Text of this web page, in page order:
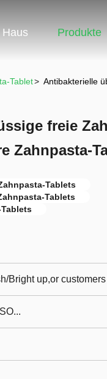
Haus Produkte
Tablet> Antibakterielle
freie
Zahnpasta-
Tablets
Tablets
Bright up,or